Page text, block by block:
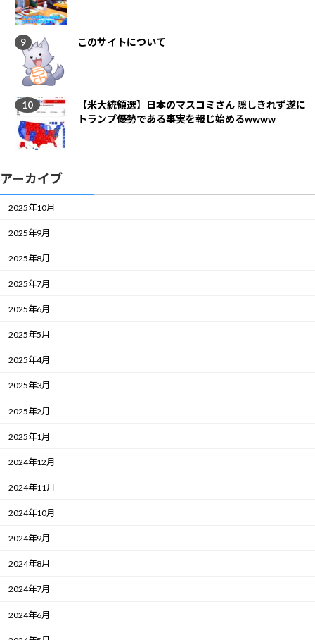
このサイトについて
【米大統領選】日本のマスコミさん 隠しきれず遂に
トランプ優勢である事実を報じ始めるwwww
アーカイブ
2025年10月
2025年9月
2025年8月
2025年7月
2025年6月
2025年5月
2025年4月
2025年3月
2025年2月
2025年1月
2024年12月
2024年11月
2024年10月
2024年9月
2024年8月
2024年7月
2024年6月